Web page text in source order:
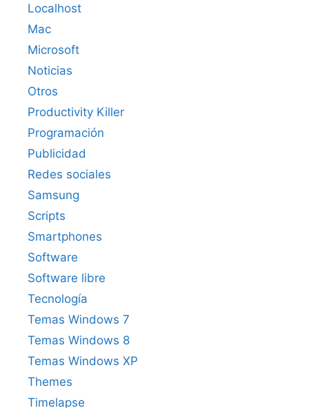
Localhost
Mac
Microsoft
Noticias
Otros
Productivity Killer
Programación
Publicidad
Redes sociales
Samsung
Scripts
Smartphones
Software
Software libre
Tecnología
Temas Windows 7
Temas Windows 8
Temas Windows XP
Themes
Timelapse